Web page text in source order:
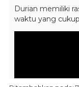
Durian memiliki
waktu yang